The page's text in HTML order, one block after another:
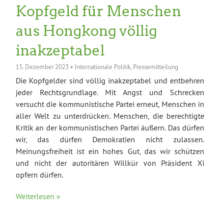
Kopfgeld für Menschen
aus Hongkong völlig
inakzeptabel
15. Dezember 2023 • Internationale Politik Pressemitteilung
Die Kopfgelder sind völlig inakzeptabel und entbehren
jeder Rechtsgrundlage. Mit Angst und Schrecken
versucht die kommunistische Partei erneut, Menschen in
aller Welt zu unterdrücken. Menschen, die berechtigte
Kritik an der kommunistischen Partei äußern. Das dürfen
wir, das dürfen Demokratien nicht zulassen.
Meinungsfreiheit ist ein hohes Gut, das wir schützen
und nicht der autoritären Willkür von Präsident Xi
opfern dürfen.
Weiterlesen »